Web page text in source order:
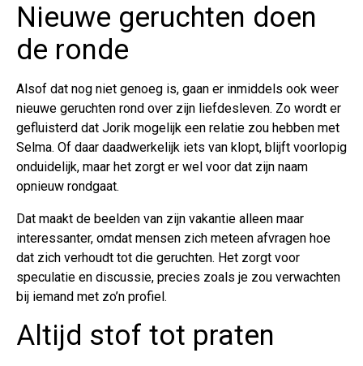
Nieuwe geruchten doen
de ronde
Alsof dat nog niet genoeg is, gaan er inmiddels ook weer
nieuwe geruchten rond over zijn liefdesleven. Zo wordt er
gefluisterd dat Jorik mogelijk een relatie zou hebben met
Selma. Of daar daadwerkelijk iets van klopt, blijft voorlopig
onduidelijk, maar het zorgt er wel voor dat zijn naam
opnieuw rondgaat.
Dat maakt de beelden van zijn vakantie alleen maar
interessanter, omdat mensen zich meteen afvragen hoe
dat zich verhoudt tot die geruchten. Het zorgt voor
speculatie en discussie, precies zoals je zou verwachten
bij iemand met zo’n profiel.
Altijd stof tot praten